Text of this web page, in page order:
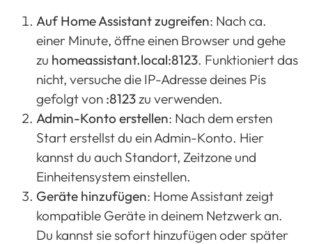
Auf Home Assistant zugreifen: Nach ca.
einer Minute, öffne einen Browser und gehe
zu homeassistant.local:8123. Funktioniert das
nicht, versuche die IP-Adresse deines Pis
gefolgt von :8123zu verwenden.
Admin-Konto erstellen: Nach dem ersten
Start erstellst du ein Admin-Konto. Hier
kannst du auch Standort, Zeitzone und
Einheitensystem einstellen​​.
Geräte hinzufügen: Home Assistant zeigt
kompatible Geräte in deinem Netzwerk an.
Du kannst sie sofort hinzufügen oder später